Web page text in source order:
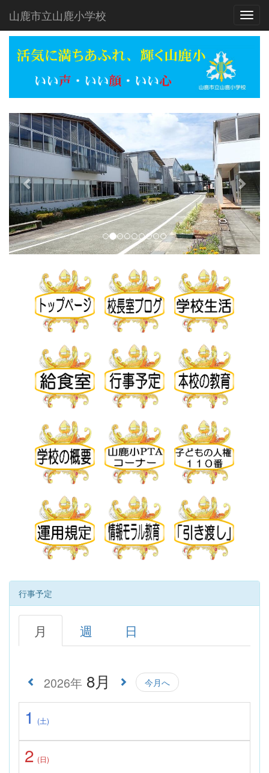
山鹿市立山鹿小学校
p
r
e
i
o
u
s
n
e
t
行事予定
月 週 日
2026年 8月 今月へ
1 (土)
2 (日)